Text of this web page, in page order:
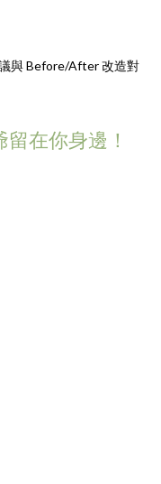
與 Before/After 改造對
在你身邊！